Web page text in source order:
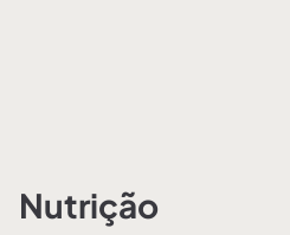
Nutrição